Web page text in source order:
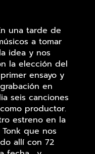
una tarde de
a tomar
idea y nos
la elección del
ensayo y
en
seis canciones
productor.
estreno en la
que nos
allí con 72